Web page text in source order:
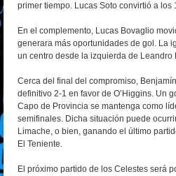
primer tiempo. Lucas Soto convirtió a
En el complemento, Lucas Bovaglio
generara más oportunidades de gol. La
un centro desde la izquierda de
Cerca del final del compromiso,
definitivo 2-1 en favor de O’Higgins. Un
Capo de Provincia se mantenga como
semifinales. Dicha situación puede
Limache, o bien, ganando el último
El Teniente.
El próximo partido de los Celestes será